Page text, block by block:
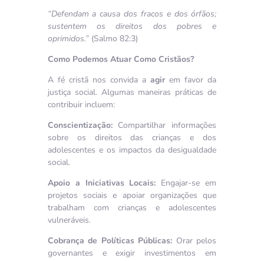
“Defendam a causa dos fracos e dos órfãos;
sustentem os direitos dos pobres e
oprimidos.”(Salmo 82:3)
Como Podemos Atuar Como Cristãos?
A fé cristã nos convida aagirem favor da
justiça social. Algumas maneiras práticas de
contribuir incluem:
Conscientização:Compartilhar informações
sobre os direitos das crianças e dos
adolescentes e os impactos da desigualdade
social.
Apoio a Iniciativas Locais: Engajar-se em
projetos sociais e apoiar organizações que
trabalham com crianças e adolescentes
vulneráveis.
Cobrança de Políticas Públicas: Orar pelos
governantes e exigir investimentos em